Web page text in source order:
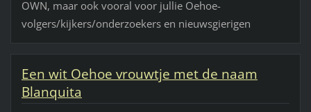
OWN, maar ook vooral voor jullie Oehoe-
volgers/kijkers/onderzoekers en nieuwsgierigen
Een wit Oehoe vrouwtje met de naam
Blanquita